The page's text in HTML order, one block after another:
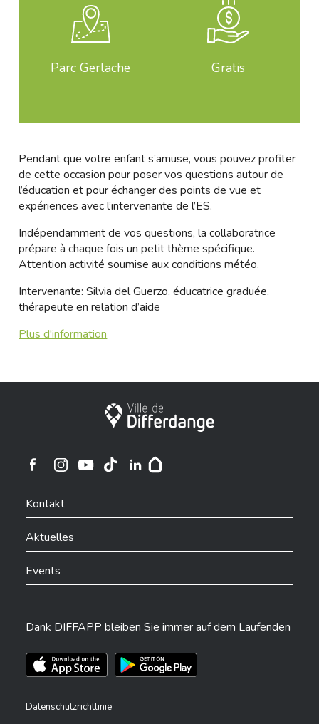
Parc Gerlache Gratis
Pendant que votre enfant s’amuse, vous pouvez profiter
de cette occasion pour poser vos questions autour de
l’éducation et pour échanger des points de vue et
expériences avec l’intervenante de l’ES.
Indépendamment de vos questions, la collaboratrice
prépare à chaque fois un petit thème spécifique.
Attention activité soumise aux conditions météo.
Intervenante: Silvia del Guerzo, éducatrice graduée,
thérapeute en relation d’aide
Plus d'information
Stadt Differdingen
Ville de Differdange sur Instagram
Kontakt
Aktuelles
Events
Dank DIFFAPP bleiben Sie immer auf dem Laufenden
Téléchargez l'app sur l'App StoreTéléchargez l'app sur Play Store
Datenschutzrichtlinie